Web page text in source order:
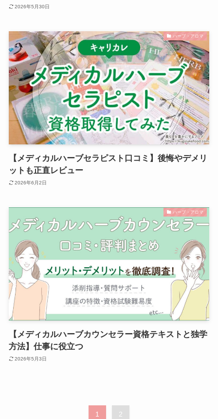
2026年5月30日
ハーブ・アロマ
【メディカルハーブセラピスト口コミ】後悔やデメリ
ットも正直レビュー
2026年6月2日
ハーブ・アロマ
【メディカルハーブカウンセラー資格テキストと独学
方法】仕事に役立つ
2026年5月3日
1 2